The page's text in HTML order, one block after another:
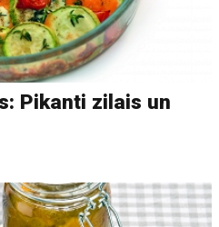
Pikanti zilais un